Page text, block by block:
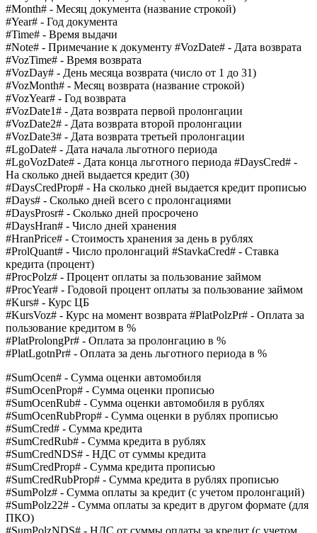
#Month# - Месяц документа (название строкой)
#Year# - Год документа
#Time# - Время выдачи
#Note# - Примечание к документу #VozDate# - Дата возврата
#VozTime# - Время возврата
#VozDay# - День месяца возврата (число от 1 до 31)
#VozMonth# - Месяц возврата (название строкой)
#VozYear# - Год возврата
#VozDate1# - Дата возврата первой пролонгации
#VozDate2# - Дата возврата второй пролонгации
#VozDate3# - Дата возврата третьей пролонгации
#LgoDate# - Дата начала льготного периода
#LgoVozDate# - Дата конца льготного периода #DaysCred# -
На сколько дней выдается кредит (30)
#DaysCredProp# - На сколько дней выдается кредит прописью
#Days# - Сколько дней всего с пролонгациями
#DaysProsr# - Сколько дней просрочено
#DaysHran# - Число дней хранения
#HranPrice# - Стоимость хранения за день в рублях
#ProlQuant# - Число пролонгаций #StavkaCred# - Ставка
кредита (процент)
#ProcPolz# - Процент оплаты за пользование займом
#ProcYear# - Годовой процент оплаты за пользование займом
#Kurs# - Курс ЦБ
#KursVoz# - Курс на момент возврата #PlatPolzPr# - Оплата за
пользование кредитом в %
#PlatProlongPr# - Оплата за пролонгацию в %
#PlatLgotnPr# - Оплата за день льготного периода в %
#SumOcen# - Сумма оценки автомобиля
#SumOcenProp# - Сумма оценки прописью
#SumOcenRub# - Сумма оценки автомобиля в рублях
#SumOcenRubProp# - Сумма оценки в рублях прописью
#SumCred# - Сумма кредита
#SumCredRub# - Сумма кредита в рублях
#SumCredNDS# - НДС от суммы кредита
#SumCredProp# - Сумма кредита прописью
#SumCredRubProp# - Сумма кредита в рублях прописью
#SumPolz# - Сумма оплаты за кредит (с учетом пролонгаций)
#SumPolz22# - Сумма оплаты за кредит в другом формате (для
ПКО)
#SumPolzNDS# - НДС от суммы оплаты за кредит (с учетом